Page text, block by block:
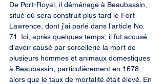
De Port-Royal, il déménage à Beaubassin,
situé où sera construit plus tard le Fort
Lawrence, dont j’ai parlé dans l’article No.
71. Ici, après quelques temps, il fut accusé
d’avoir causé par sorcellerie la mort de
plusieurs hommes et animaux domestiques
à Beaubassin, particulièrement en 1678,
alors que le taux de mortalité était élevé. En